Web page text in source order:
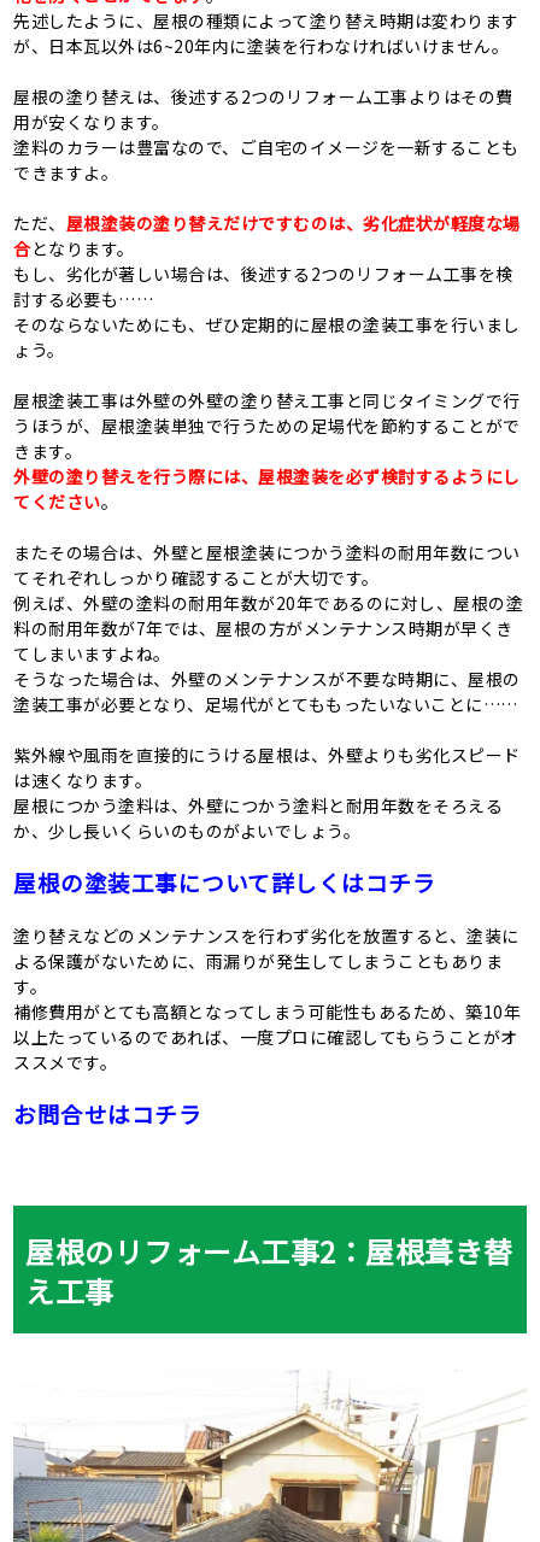
先述したように、屋根の種類によって塗り替え時期は変わります
が、日本瓦以外は6~20年内に塗装を行わなければいけません。
屋根の塗り替えは、後述する2つのリフォーム工事よりはその費
用が安くなります。
塗料のカラーは豊富なので、ご自宅のイメージを一新することも
できますよ。
ただ、 屋根塗装の塗り替えだけですむのは、劣化症状が軽度な場
合となります。
もし、劣化が著しい場合は、後述する2つのリフォーム工事を検
討する必要も……
そのならないためにも、ぜひ定期的に屋根の塗装工事を行いまし
ょう。
屋根塗装工事は外壁の外壁の塗り替え工事と同じタイミングで行
うほうが、屋根塗装単独で行うための足場代を節約することがで
きます。
外壁の塗り替えを行う際には、屋根塗装を必ず検討するようにし
てください。
またその場合は、外壁と屋根塗装につかう塗料の耐用年数につい
てそれぞれしっかり確認することが大切です。
例えば、外壁の塗料の耐用年数が20年であるのに対し、屋根の塗
料の耐用年数が7年では、屋根の方がメンテナンス時期が早くき
てしまいますよね。
そうなった場合は、外壁のメンテナンスが不要な時期に、屋根の
塗装工事が必要となり、足場代がとてももったいないことに……
紫外線や風雨を直接的にうける屋根は、外壁よりも劣化スピード
は速くなります。
屋根につかう塗料は、外壁につかう塗料と耐用年数をそろえる
か、少し長いくらいのものがよいでしょう。
屋根の塗装工事について詳しくはコチラ
塗り替えなどのメンテナンスを行わず劣化を放置すると、塗装に
よる保護がないために、雨漏りが発生してしまうこともありま
す。
補修費用がとても高額となってしまう可能性もあるため、築10年
以上たっているのであれば、一度プロに確認してもらうことがオ
ススメです。
お問合せはコチラ
屋根のリフォーム工事2：屋根葺き替
え工事